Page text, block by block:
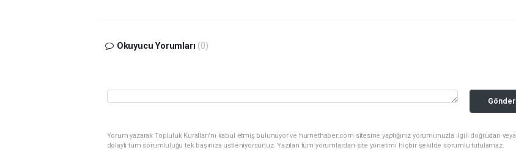
Okuyucu Yorumları (0)
Gönder
Yorum yazarak Topluluk Kuralları’nı kabul etmiş bulunuyor ve hurnethaber.com sitesine yaptığınız yorumunuzla ilgili doğrudan veya
dolaylı tüm sorumluluğu tek başınıza üstleniyorsunuz. Yazılan tüm yorumlardan site yönetimi hiçbir şekilde sorumlu tutulamaz.